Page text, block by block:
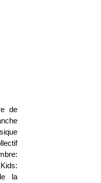
de
la